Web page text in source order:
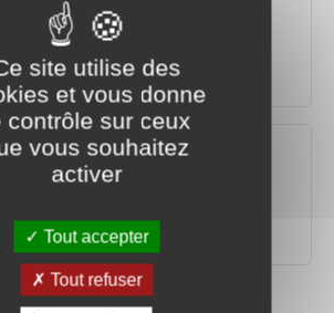
fournir pour un titre d'identité
carte d'identité…) ?
: comment travailler en
ses études ?
de l'intérieur
site utilise des
et vous donne
contrôle sur ceux
vous souhaitez
activer
Tout accepter
Tout refuser